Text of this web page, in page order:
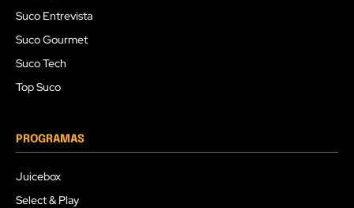
Suco Entrevista
Suco Gourmet
Suco Tech
Top Suco
PROGRAMAS
Juicebox
Select & Play